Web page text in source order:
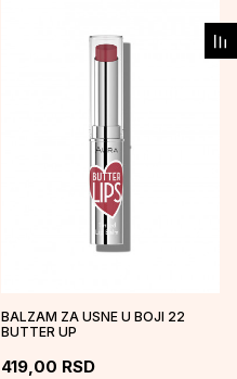
BALZAM ZA USNE U BOJI 22
BUTTER UP
419,00 RSD